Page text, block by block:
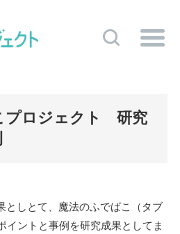
プロジェクト 研究
としとて、魔法のふでばこ（タブ
イントと事例を研究成果としてま